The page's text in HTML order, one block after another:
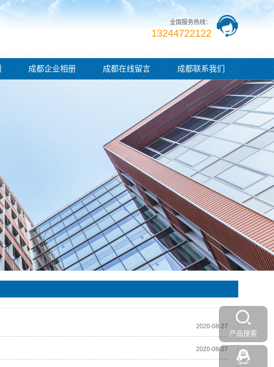
全国服务热线：
13244722122
成都企业相册 成都在线留言 成都联系我们
2020-08-27
2020-08-27
产品搜索